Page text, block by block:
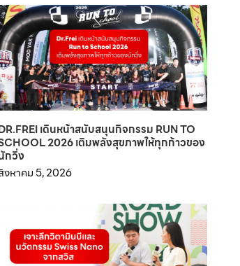
เดินหน้าสนับสนุนกิจกรรม RUN TO
2026 เติมพลังสุขภาพให้ทุกก้าวของ
กวิ่ง
งหาคม 5, 2026